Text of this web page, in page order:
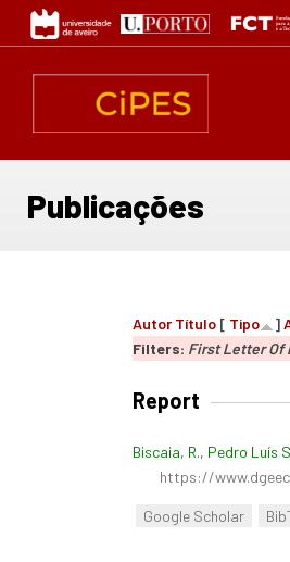
Passar
para
conteúdo
Publicações
Autor Título [ Tipo ]
Filters: First Letter Of
Report
Biscaia, R., Pedro Luís
https://
Google Scholar